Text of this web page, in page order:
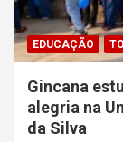
EDUCAÇÃO
Gincana
alegria na
da Silva